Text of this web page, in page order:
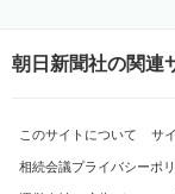
朝日新聞社の関連
このサイトについて サ
相続会議プライバシーポ